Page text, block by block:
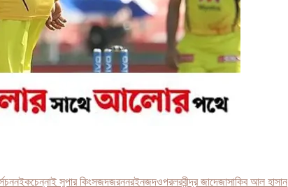
চননইকচেন্নাই সুপার কিংসজদজরননরইনজদওপরলরবীন্দ্র জাদেজাসাকিব আল হাসান